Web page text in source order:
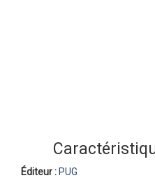
Éditeur : PUG